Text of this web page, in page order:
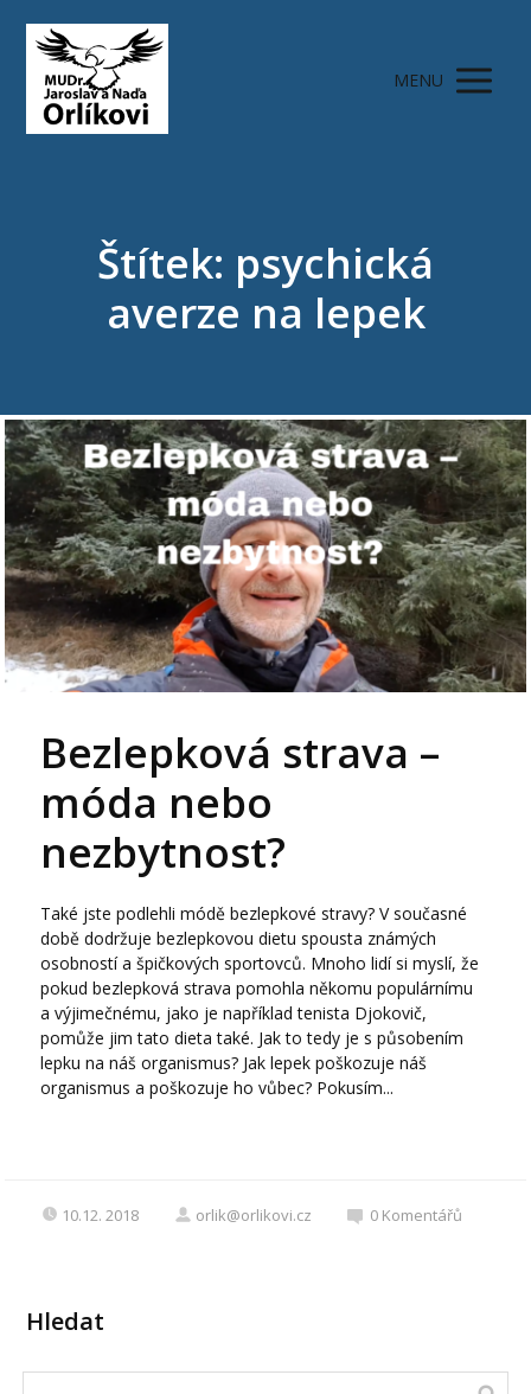
MENU
Štítek: psychická
averze na lepek
Bezlepková strava –
móda nebo
nezbytnost?
Také jste podlehli módě bezlepkové stravy? V současné
době dodržuje bezlepkovou dietu spousta známých
osobností a špičkových sportovců. Mnoho lidí si myslí, že
pokud bezlepková strava pomohla někomu populárnímu
a výjimečnému, jako je například tenista Djokovič,
pomůže jim tato dieta také. Jak to tedy je s působením
lepku na náš organismus? Jak lepek poškozuje náš
organismus a poškozuje ho vůbec? Pokusím...
10.12. 2018 orlik@orlikovi.cz 0 Komentářů
Hledat